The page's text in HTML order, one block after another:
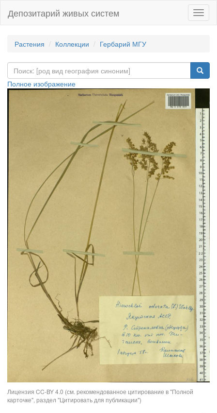
Депозитарий живых систем
Растения Коллекции Гербарий МГУ
Полное изображение
Лицензия CC-BY 4.0 (см. рекомендованное цитирование в "Полной
карточке", раздел "Цитировать для публикации")